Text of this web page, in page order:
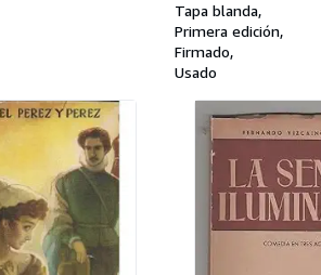
Enriqueta Ceñal,
asturiano Nicanor
EDICION
Tapa blanda
Primera edición
Firmado
Usado